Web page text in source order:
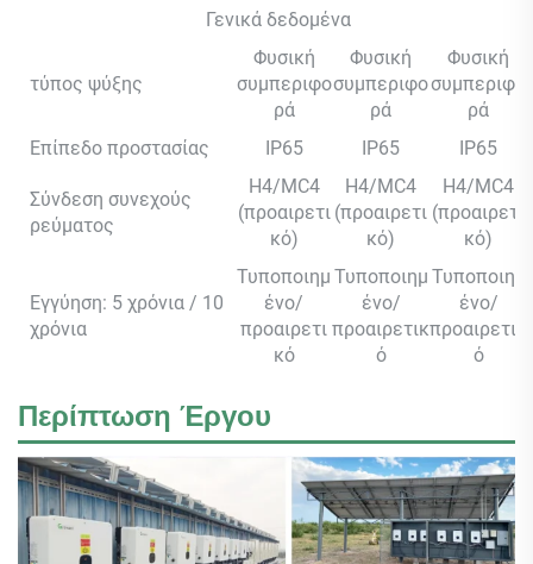
Γενικά δεδομένα
τύπος ψύξης
Φυσική
συμπεριφο
ρά
Φυσική
συμπεριφο
ρά
Φυσική
συμπεριφο
ρά
Επίπεδο προστασίας
IP65 IP65 IP65
Σύνδεση συνεχούς
ρεύματος
H4/MC4
(προαιρετι
κό)
H4/MC4
(προαιρετι
κό)
H4/MC4
(προαιρετι
κό)
Εγγύηση: 5 χρόνια / 10
χρόνια
Τυποποιημ
ένο/
προαιρετι
κό
Τυποποιημ
ένο/
προαιρετικ
ό
Τυποποιημ
ένο/
προαιρετικ
ό
Περίπτωση Έργου